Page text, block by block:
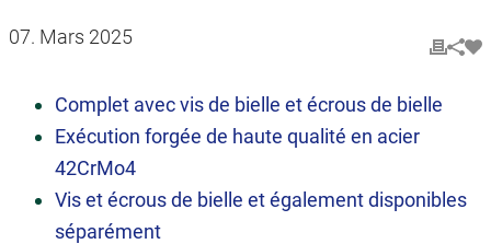
07. Mars 2025
Complet avec vis de bielle et écrous de bielle
Exécution forgée de haute qualité en acier
42CrMo4
Vis et écrous de bielle et également disponibles
séparément